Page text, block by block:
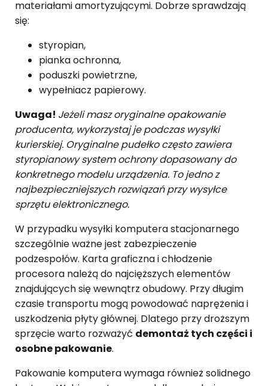
materiałami amortyzującymi. Dobrze sprawdzają
się:
styropian,
pianka ochronna,
poduszki powietrzne,
wypełniacz papierowy.
Uwaga! Jeżeli masz oryginalne opakowanie
producenta, wykorzystaj je podczas wysyłki
kurierskiej. Oryginalne pudełko często zawiera
styropianowy system ochrony dopasowany do
konkretnego modelu urządzenia. To jedno z
najbezpieczniejszych rozwiązań przy wysyłce
sprzętu elektronicznego.
W przypadku wysyłki komputera stacjonarnego
szczególnie ważne jest zabezpieczenie
podzespołów. Karta graficzna i chłodzenie
procesora należą do najcięższych elementów
znajdujących się wewnątrz obudowy. Przy długim
czasie transportu mogą powodować naprężenia i
uszkodzenia płyty głównej. Dlatego przy droższym
sprzęcie warto rozważyć demontaż tych części i
osobne pakowanie.
Pakowanie komputera wymaga również solidnego